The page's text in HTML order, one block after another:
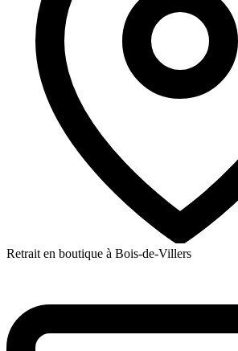
Retrait en boutique à Bois-de-Villers